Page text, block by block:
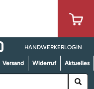
HANDWERKERLOGIN
Versand Widerruf Aktuelles